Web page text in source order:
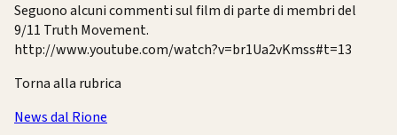
Seguono alcuni commenti sul film di parte di membri del
9/11 Truth Movement.
http://www.youtube.com/watch?v=br1Ua2vKmss#t=13
Torna alla rubrica
News dal Rione